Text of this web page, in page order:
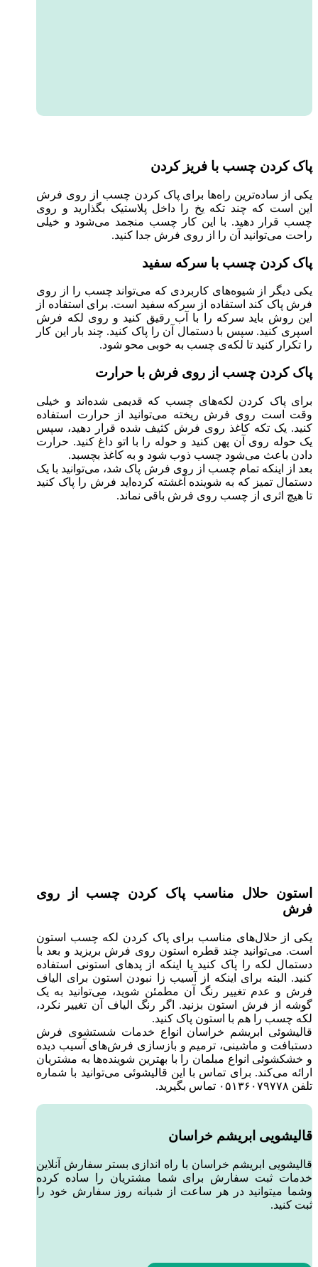
پاک کردن چسب با فریز کردن
یکی از ساده‌ترین راه‌ها برای پاک کردن چسب از روی فرش
این است که چند تکه یخ را داخل پلاستیک بگذارید و روی
چسب قرار دهید. با این کار چسب منجمد می‌شود و خیلی
راحت می‌توانید آن را از روی فرش جدا کنید.
پاک کردن چسب با سرکه سفید
یکی دیگر از شیوه‌های کاربردی که می‌تواند چسب را از روی
فرش پاک کند استفاده از سرکه سفید است. برای استفاده از
این روش باید سرکه را با آب رقیق کنید و روی لکه فرش
اسپری کنید. سپس با دستمال آن را پاک کنید. چند بار این کار
را تکرار کنید تا لکه‌ی چسب به خوبی محو شود.
پاک کردن چسب از روی فرش با حرارت
برای پاک کردن لکه‌های چسب که قدیمی شده‌اند و خیلی
وقت است روی فرش ریخته می‌توانید از حرارت استفاده
کنید. یک تکه کاغذ روی فرش کثیف شده قرار دهید، سپس
یک حوله روی آن پهن کنید و حوله را با اتو داغ کنید. حرارت
دادن باعث می‌شود چسب ذوب شود و به کاغذ بچسبد.
بعد از اینکه تمام چسب از روی فرش پاک شد، می‌توانید با یک
دستمال تمیز که به شوینده آغشته کرده‌اید فرش را پاک کنید
تا هیچ اثری از چسب روی فرش باقی نماند.
استون حلال مناسب پاک کردن چسب از روی
فرش
یکی از حلال‌های مناسب برای پاک کردن لکه چسب استون
است. می‌توانید چند قطره استون روی فرش بریزید و بعد با
دستمال لکه را پاک کنید یا اینکه از پدهای استونی استفاده
کنید. البته برای اینکه از آسیب زا نبودن استون برای الیاف
فرش و عدم تغییر رنگ آن مطمئن شوید، می‌توانید به یک
گوشه‌ از فرش استون بزنید. اگر رنگ الیاف آن تغییر نکرد،
لکه چسب را هم با استون پاک کنید.
قالیشوئی ابریشم خراسان انواع خدمات شستشوی فرش
دستبافت و ماشینی، ترمیم و بازسازی فرش‌های آسیب دیده
و خشکشوئی انواع مبلمان را با بهترین شوینده‌ها به مشتریان
ارائه می‌کند. برای تماس با این قالیشوئی می‌توانید با شماره
تلفن ۰۵۱۳۶۰۷۹۷۷۸ تماس بگیرید.
قالیشویی ابریشم خراسان
قالیشویی ابریشم خراسان با راه اندازی بستر سفارش آنلاین
خدمات ثبت سفارش برای شما مشتریان را ساده کرده
وشما میتوانید در هر ساعت از شبانه روز سفارش خود را
ثبت کنید.